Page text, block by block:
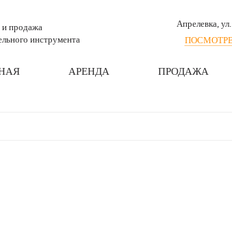
и продажа
инструмента
Апрелевка,
АРЕНДА ПРОДАЖА